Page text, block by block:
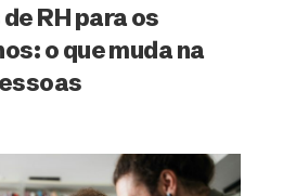
RH para os
o que muda na